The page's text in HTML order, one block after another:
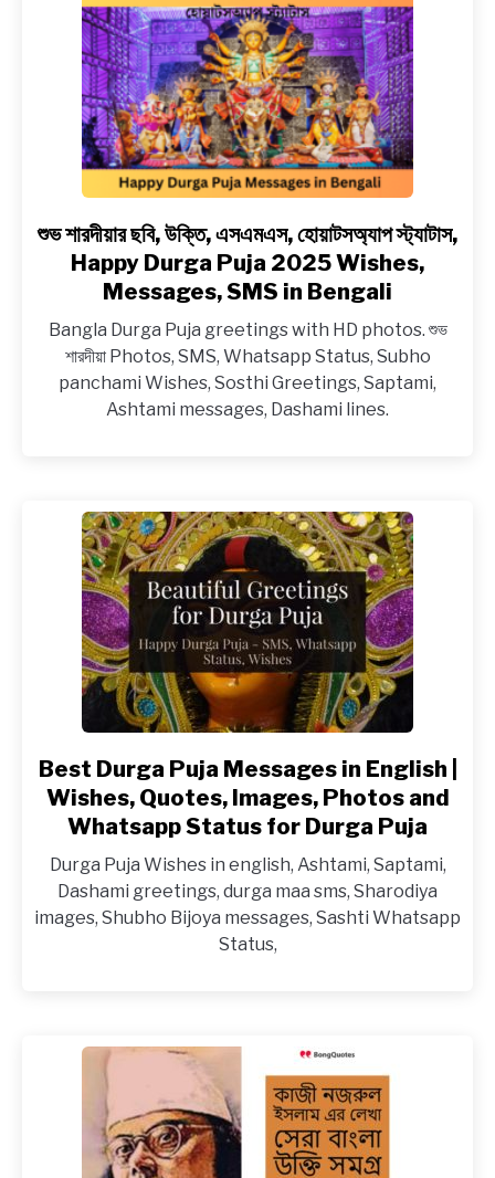
Bijoya
Dashami
Wishes,
Messages,
SMS,
Photos,
Whatsapp
status
in
Bengali
link
to
শুভ
ছবি,
উক্তি,
এসএমএস,
হোয়াটসঅ্যাপ
Puja
2025
Wishes,
Messages,
SMS
in
Bengali
শুভ শারদীয়ার ছবি, উক্তি, এসএমএস, হোয়াটসঅ্যাপ স্ট্যাটাস,
Happy Durga Puja 2025 Wishes,
Messages, SMS in Bengali
Bangla Durga Puja greetings with HD photos. শুভ
শারদীয়া Photos, SMS, Whatsapp Status, Subho
panchami Wishes, Sosthi Greetings, Saptami,
Ashtami messages, Dashami lines.
link
to
Best
Puja
Messages
in
English
Images,
Photos
and
Whatsapp
Status
Best Durga Puja Messages in English |
Wishes, Quotes, Images, Photos and
Whatsapp Status for Durga Puja
Durga Puja Wishes in english, Ashtami, Saptami,
Dashami greetings, durga maa sms, Sharodiya
images, Shubho Bijoya messages, Sashti Whatsapp
Status,